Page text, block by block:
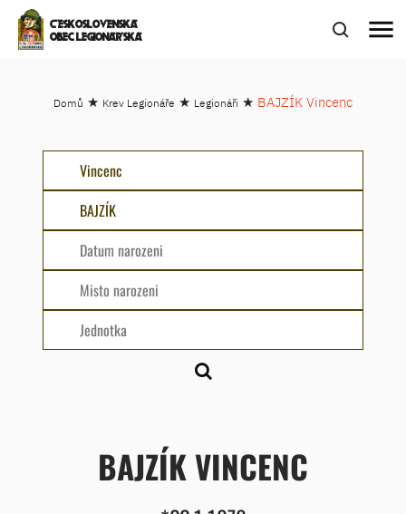
ČESKOSLOVENSKÁ
OBEC LEGIONÁŘSKÁ
menu
Domů ★ Krev Legionáře ★ Legionáři ★ BAJZÍK Vincenc
BAJZÍK VINCENC